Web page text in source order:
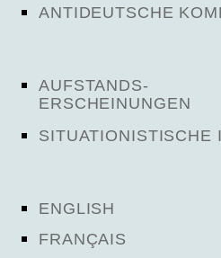
ANTIDEUTSCHE
AUFSTANDS-
ERSCHEINUNGEN
SITUATIONISTISCHE
ENGLISH
FRANÇAIS